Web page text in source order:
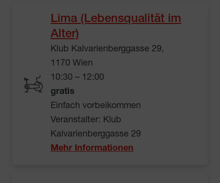
Lima (Lebensqualität im
Alter)
Klub Kalvarienberggasse 29,
1170 Wien
10:30 – 12:00
gratis
Einfach vorbeikommen
Veranstalter: Klub
Kalvarienberggasse 29
Mehr Informationen